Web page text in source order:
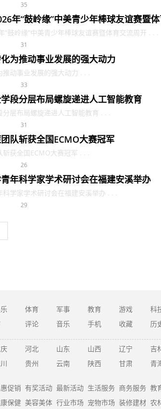
35
年“鼓岭缘”中美青少年棒球友谊赛暨
“鼓岭缘”中美青少年棒球友谊赛暨体育交流周开 . . .
31
为推动事业发展的强大动力
推动事业发展的强大动力 . . .
33
段分层布局螺旋递进人工智能教育
分层布局螺旋递进人工智能教育 . . .
31
队斩获全国ECMO大赛冠军
斩获全国ECMO大赛冠军 . . .
26
年科学家学术研讨会在福建安溪举办
科学家学术研讨会在福建安溪举办 . . .
29
体育 军事 教育 游戏 科
评论 音乐 手机 收藏 历
河北 山东 山西 辽宁 吉
贵州 云南 陕西 甘肃 青
促销 有奖活动 最新活动 生活服务 商务服务 教
保健 美容美体 行业市场 宠物市场 装修建材 农